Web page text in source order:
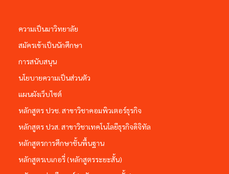
ความเป็นมาวิทยาลัย
สมัครเข้าเป็นนักศึกษา
การสนับสนุน
นโยบายความเป็นส่วนตัว
แผนผังเว็บไซต์
หลักสูตร ปวช. สาขาวิชาคอมพิวเตอร์ธุรกิจ
หลักสูตร ปวส. สาขาวิชาเทคโนโลยีธุรกิจดิจิทัล
หลักสูตรการศึกษาชั้นพื้นฐาน
หลักสูตรเบเกอรี่ (หลักสูตรระยะสั้น)